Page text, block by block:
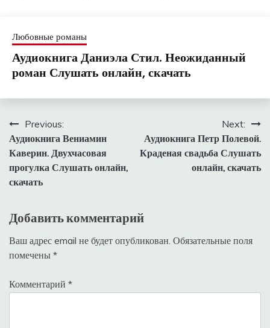
Любовные романы
Аудиокнига Даниэла Стил. Неожиданный
роман Слушать онлайн, скачать
Навигация
по
записям
Previous:
Аудиокнига Вениамин
Каверин. Двухчасовая
прогулка Слушать онлайн,
скачать
Next:
Аудиокнига Петр Полевой.
Краденая свадьба Слушать
онлайн, скачать
Добавить комментарий
Ваш адрес email не будет опубликован. Обязательные поля
помечены *
Комментарий *